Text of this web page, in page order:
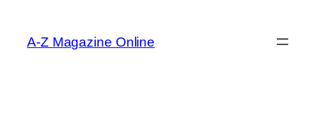
content
A-Z Magazine Online